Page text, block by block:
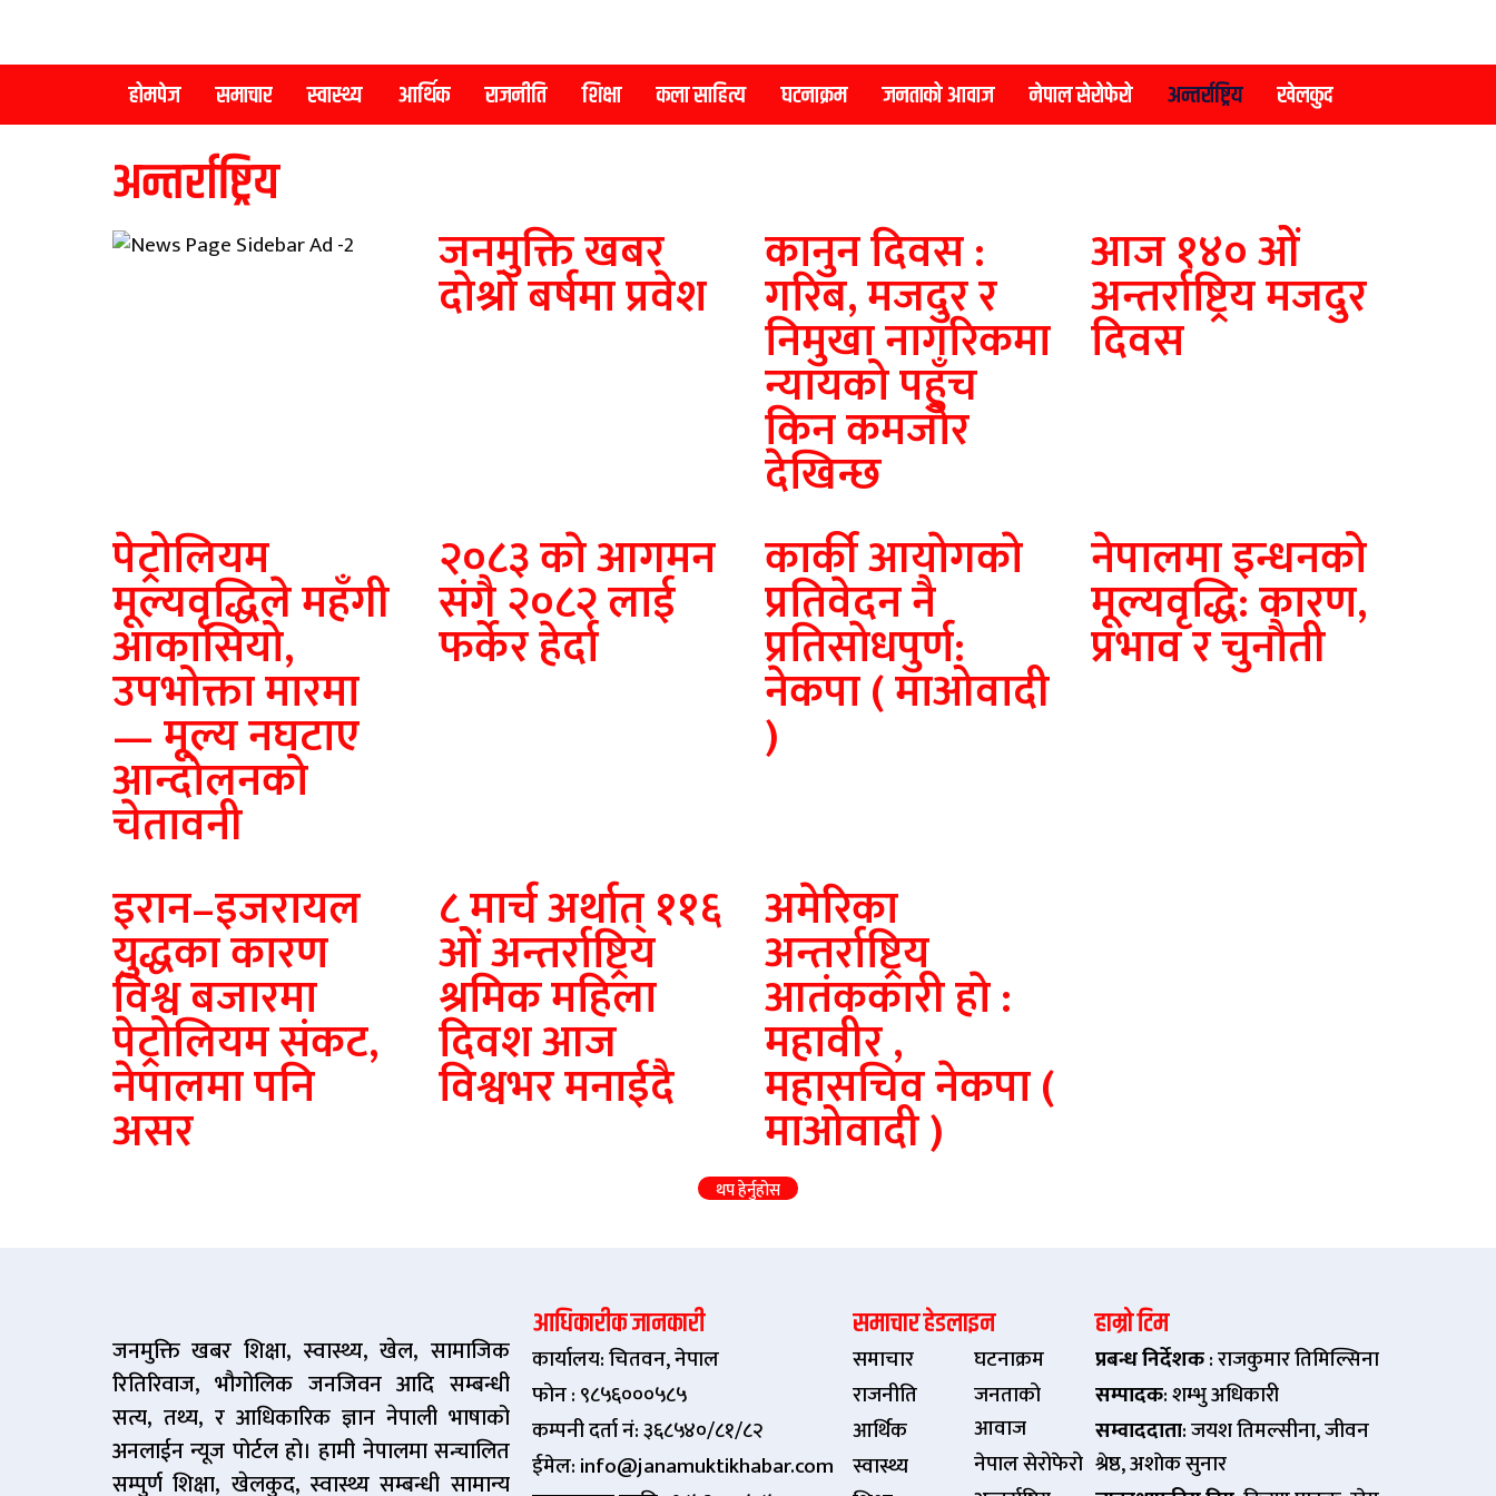
होमपेज समाचार स्वास्थ्य आर्थिक राजनीति शिक्षा कला साहित्य घटनाक्रम जनताको आवाज नेपाल सेरोफेरो अन्तर्राष्ट्रिय खेलकुद
अन्तर्राष्ट्रिय
जनमुक्ति खबर
दाेश्राे बर्षमा प्रवेश
कानुन दिवस :
गरिब, मजदुर र
निमुखा नागरिकमा
न्यायको पहुँच
किन कमजोर
देखिन्छ
आज १४० ओें
अन्तर्राष्ट्रिय मजदुर
दिवस
पेट्रोलियम
मूल्यवृद्धिले महँगी
आकासियो,
उपभोक्ता मारमा
— मूल्य नघटाए
आन्दोलनको
चेतावनी
२०८३ काे आगमन
संगै २०८२ लाई
फर्केर हेर्दा
कार्की आयाेगकाे
प्रतिवेदन नै
प्रतिसाेधपुर्ण:
नेकपा ( माओवादी
)
नेपालमा इन्धनको
मूल्यवृद्धि: कारण,
प्रभाव र चुनौती
इरान–इजरायल
युद्धका कारण
विश्व बजारमा
पेट्रोलियम संकट,
नेपालमा पनि
असर
८ मार्च अर्थात् ११६
ओें अन्तर्राष्ट्रिय
श्रमिक महिला
दिवश आज
विश्वभर मनाईदै
अमेरिका
अन्तर्राष्ट्रिय
आतंककारी हाे :
महावीर ,
महासचिव नेकपा (
माओवादी )
थप हेर्नुहोस
जनमुक्ति खबर शिक्षा, स्वास्थ्य, खेल, सामाजिक
रितिरिवाज, भौगोलिक जनजिवन आदि सम्बन्धी
सत्य, तथ्य, र आधिकारिक ज्ञान नेपाली भाषाको
अनलाईन न्यूज पोर्टल हो। हामी नेपालमा सन्चालित
सम्पुर्ण शिक्षा, खेलकुद, स्वास्थ्य सम्बन्धी सामान्य
आधिकारीक जानकारी
कार्यालय: चितवन, नेपाल
फोन : ९८५६०००५८५
कम्पनी दर्ता नं: ३६८५४०/८१/८२
ईमेल: info@janamuktikhabar.com
समाचार हेडलाइन
समाचार
राजनीति
आर्थिक
स्वास्थ्य
घटनाक्रम
जनताको
आवाज
नेपाल सेरोफेरो
हाम्रो टिम
प्रबन्ध निर्देशक: राजकुमार तिमिल्सिना
सम्पादक: शम्भु अधिकारी
सम्वाददाता: जयश तिमल्सीना, जीवन
श्रेष्ठ, अशाेक सुनार